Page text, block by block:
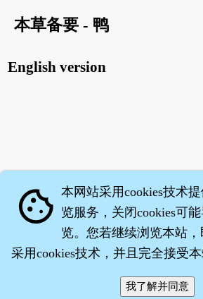
本草备要 - 鸭
English version
·沈药子
cookie 本网站采用cookies技术
览服务，关闭cookies可
览。您若继续浏览本站
采用cookies技术，并且完全接受